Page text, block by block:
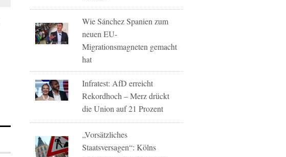
Wie Sánchez Spanien zum
neuen EU-
Migrationsmagneten gemacht
hat
Infratest: AfD erreicht
Rekordhoch – Merz drückt
die Union auf 21 Prozent
„Vorsätzliches
Staatsversagen“: Kölns